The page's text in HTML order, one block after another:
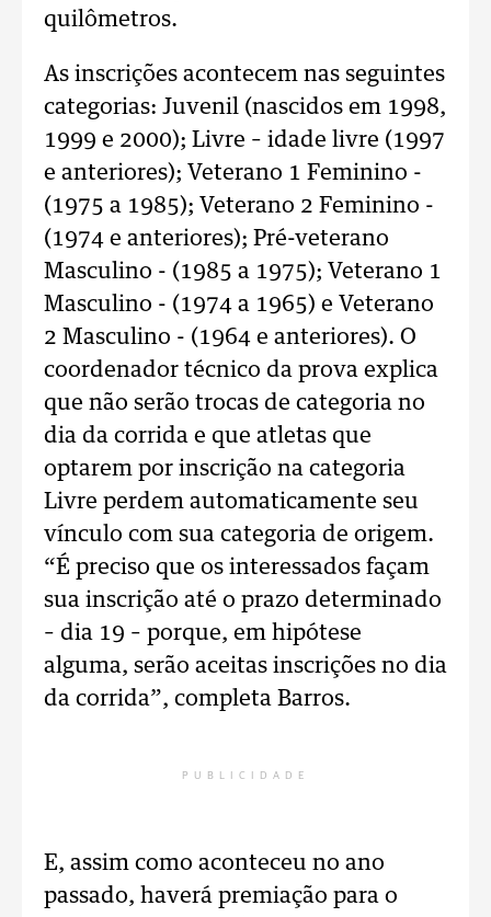
quilômetros.
As inscrições acontecem nas seguintes
categorias: Juvenil (nascidos em 1998,
1999 e 2000); Livre – idade livre (1997
e anteriores); Veterano 1 Feminino -
(1975 a 1985); Veterano 2 Feminino -
(1974 e anteriores); Pré-veterano
Masculino - (1985 a 1975); Veterano 1
Masculino - (1974 a 1965) e Veterano
2 Masculino - (1964 e anteriores). O
coordenador técnico da prova explica
que não serão trocas de categoria no
dia da corrida e que atletas que
optarem por inscrição na categoria
Livre perdem automaticamente seu
vínculo com sua categoria de origem.
“É preciso que os interessados façam
sua inscrição até o prazo determinado
– dia 19 – porque, em hipótese
alguma, serão aceitas inscrições no dia
da corrida”, completa Barros.
PUBLICIDADE
E, assim como aconteceu no ano
passado, haverá premiação para o